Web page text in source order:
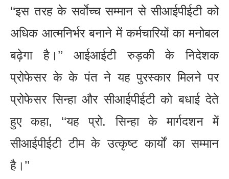
‘‘इस तरह के सर्वाेच्च सम्मान से सीआईपीईटी को
अधिक आत्मनिर्भर बनाने में कर्मचारियों का मनोबल
बढ़ेगा है।’’ आईआईटी रुड़की के निदेशक
प्रोफेसर के के पंत ने यह पुरस्कार मिलने पर
प्रोफेसर सिन्हा और सीआईपीईटी को बधाई देते
हुए कहा, ‘‘यह प्रो. सिन्हा के मार्गदशन में
सीआईपीईटी टीम के उत्कृष्ट कार्यों का सम्मान
है।’’